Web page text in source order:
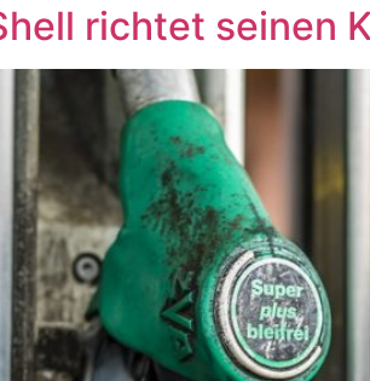
richtet seinen